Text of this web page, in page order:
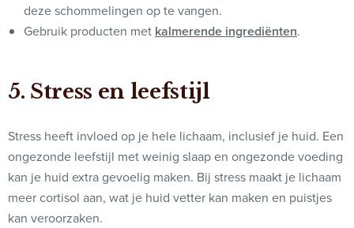
deze schommelingen op te vangen.
Gebruik producten met kalmerende ingrediënten.
5. Stress en leefstijl
Stress heeft invloed op je hele lichaam, inclusief je huid. Een
ongezonde leefstijl met weinig slaap en ongezonde voeding
kan je huid extra gevoelig maken. Bij stress maakt je lichaam
meer cortisol aan, wat je huid vetter kan maken en puistjes
kan veroorzaken.